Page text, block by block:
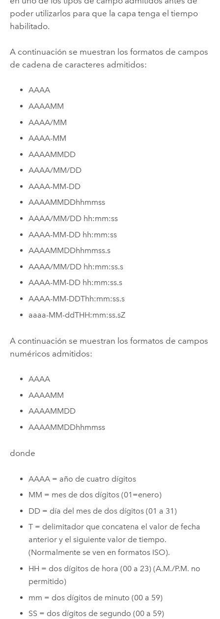
poder utilizarlos para que la capa tenga el tiempo
habilitado.
A continuación se muestran los formatos de campos
de cadena de caracteres admitidos:
AAAA
AAAAMM
AAAA/MM
AAAA-MM
AAAAMMDD
AAAA/MM/DD
AAAA-MM-DD
AAAAMMDDhhmmss
AAAA/MM/DD hh:mm:ss
AAAA-MM-DD hh:mm:ss
AAAAMMDDhhmmss.s
AAAA/MM/DD hh:mm:ss.s
AAAA-MM-DD hh:mm:ss.s
AAAA-MM-DDThh:mm:ss.s
aaaa-MM-ddTHH:mm:ss.sZ
A continuación se muestran los formatos de campos
numéricos admitidos:
AAAA
AAAAMM
AAAAMMDD
AAAAMMDDhhmmss
donde
AAAA = año de cuatro dígitos
MM = mes de dos dígitos (01=enero)
DD = día del mes de dos dígitos (01 a 31)
T = delimitador que concatena el valor de fecha
anterior y el siguiente valor de tiempo.
(Normalmente se ven en formatos ISO).
HH = dos dígitos de hora (00 a 23) (A.M./P.M. no
permitido)
mm = dos dígitos de minuto (00 a 59)
SS = dos dígitos de segundo (00 a 59)